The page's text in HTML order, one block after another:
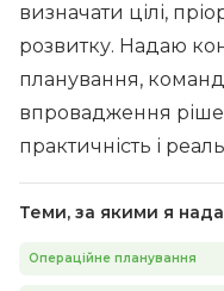
визначати цілі,
розвитку. Надаю
планування,
впровадження
практичність і
Теми, за якими я
Операційне планування